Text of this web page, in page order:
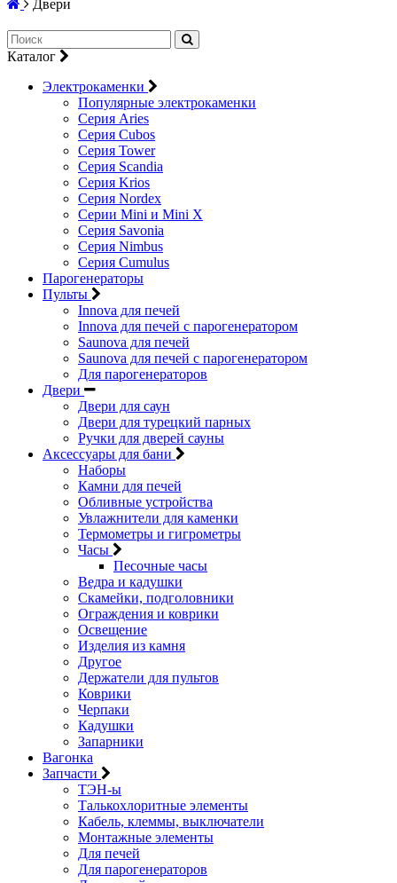
Двери
Каталог
Электрокаменки
Популярные электрокаменки
Серия Aries
Серия Cubos
Серия Tower
Серия Scandia
Серия Krios
Серия Nordex
Серии Mini и Mini X
Серия Savonia
Серия Nimbus
Серия Cumulus
Парогенераторы
Пульты
Innova для печей
Innova для печей с парогенератором
Saunova для печей
Saunova для печей с парогенератором
Для парогенераторов
Двери
Двери для саун
Двери для турецкий парных
Ручки для дверей сауны
Аксессуары для бани
Наборы
Камни для печей
Обливные устройства
Увлажнители для каменки
Термометры и гигрометры
Часы
Песочные часы
Ведра и кадушки
Скамейки, подголовники
Ограждения и коврики
Освещение
Изделия из камня
Другое
Держатели для пультов
Коврики
Черпаки
Кадушки
Запарники
Вагонка
Запчасти
ТЭН-ы
Талькохлоритные элементы
Кабель, клеммы, выключатели
Монтажные элементы
Для печей
Для парогенераторов